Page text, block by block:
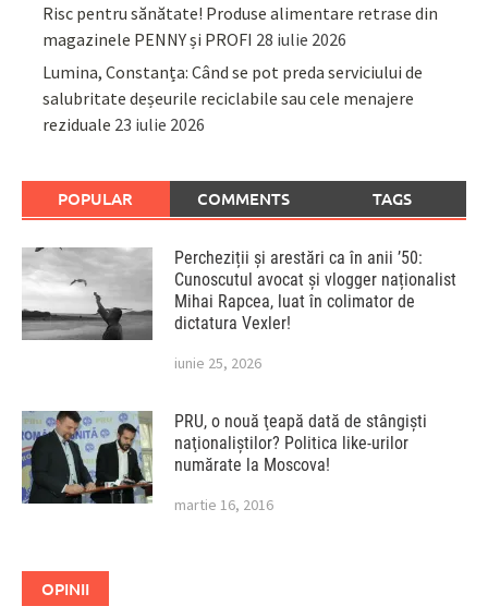
Risc pentru sănătate! Produse alimentare retrase din
magazinele PENNY și PROFI 28 iulie 2026
Lumina, Constanța: Când se pot preda serviciului de
salubritate deșeurile reciclabile sau cele menajere
reziduale 23 iulie 2026
POPULAR COMMENTS TAGS
Percheziții și arestări ca în anii ’50:
Cunoscutul avocat și vlogger naționalist
Mihai Rapcea, luat în colimator de
dictatura Vexler!
iunie 25, 2026
PRU, o nouă ţeapă dată de stângişti
naţionaliştilor? Politica like-urilor
numărate la Moscova!
martie 16, 2016
OPINII